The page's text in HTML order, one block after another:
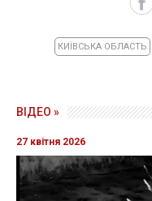
КИЇВСЬКА ОБЛАСТЬ
ВІДЕО »
27 квітня 2026